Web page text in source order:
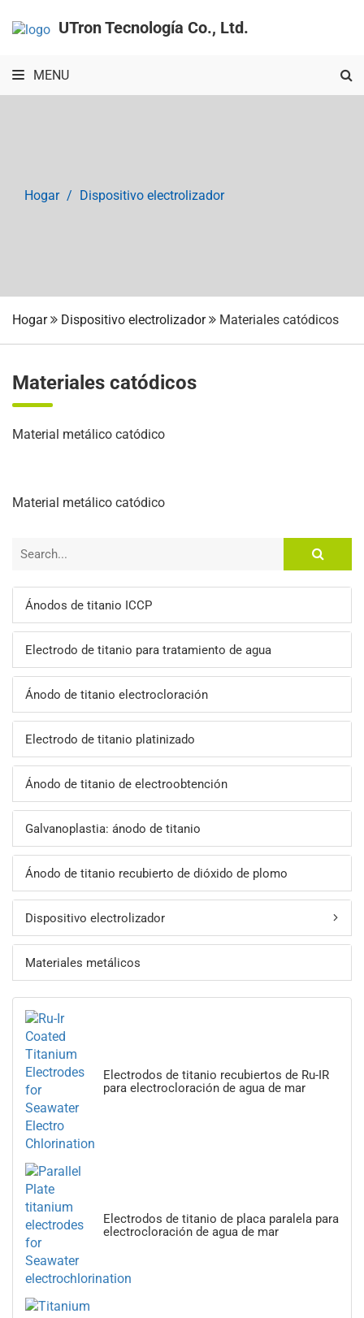
UTron Tecnología Co., Ltd.
MENU
Hogar Dispositivo electrolizador
Hogar Dispositivo electrolizador Materiales catódicos
Materiales catódicos
Material metálico catódico
Material metálico catódico
Ánodos de titanio ICCP
Electrodo de titanio para tratamiento de agua
Ánodo de titanio electrocloración
Electrodo de titanio platinizado
Ánodo de titanio de electroobtención
Galvanoplastia: ánodo de titanio
Ánodo de titanio recubierto de dióxido de plomo
Dispositivo electrolizador
Materiales metálicos
Electrodos de titanio recubiertos de Ru-IR
para electrocloración de agua de mar
Electrodos de titanio de placa paralela para
electrocloración de agua de mar